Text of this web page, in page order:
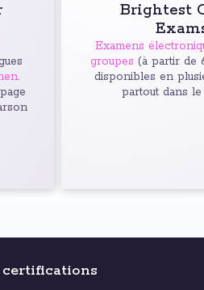
.
Brightest
Examens
groupes (à partir de
disponibles en
partout dans
certifications